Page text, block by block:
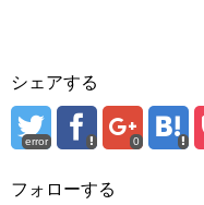
シェアする
error 0
フォローする